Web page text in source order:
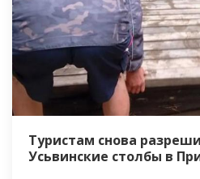
Туристам снова
Усьвинские столбы в